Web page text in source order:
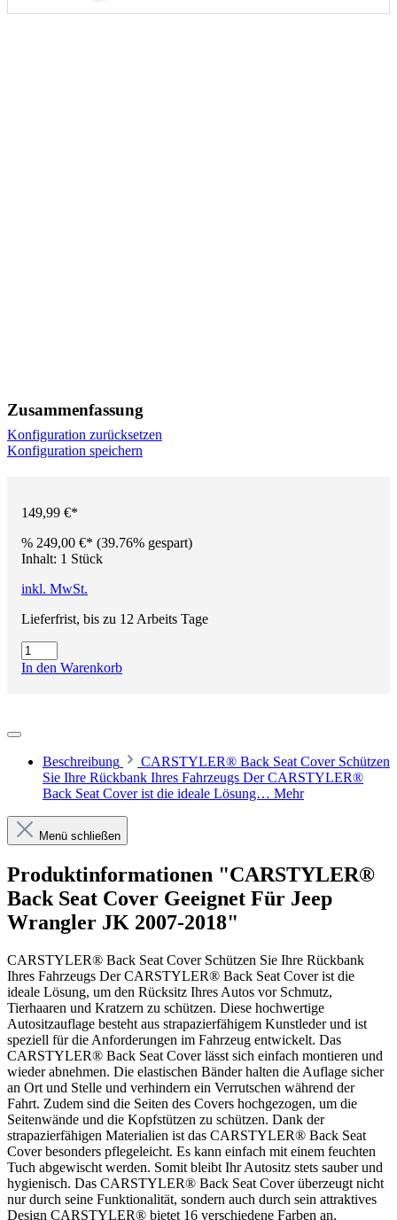
Zusammenfassung
Konfiguration zurücksetzen
Konfiguration speichern
149,99 €*
% 249,00 €* (39.76% gespart)
Inhalt: 1 Stück
inkl. MwSt.
Lieferfrist, bis zu 12 Arbeits Tage
In den Warenkorb
Beschreibung
CARSTYLER® Back Seat Cover Schützen
Sie Ihre Rückbank Ihres Fahrzeugs Der CARSTYLER®
Back Seat Cover ist die ideale Lösung… Mehr
Menü schließen
Produktinformationen "CARSTYLER®
Back Seat Cover Geeignet Für Jeep
Wrangler JK 2007-2018"
CARSTYLER® Back Seat Cover Schützen Sie Ihre Rückbank
Ihres Fahrzeugs Der CARSTYLER® Back Seat Cover ist die
ideale Lösung, um den Rücksitz Ihres Autos vor Schmutz,
Tierhaaren und Kratzern zu schützen. Diese hochwertige
Autositzauflage besteht aus strapazierfähigem Kunstleder und ist
speziell für die Anforderungen im Fahrzeug entwickelt. Das
CARSTYLER® Back Seat Cover lässt sich einfach montieren und
wieder abnehmen. Die elastischen Bänder halten die Auflage sicher
an Ort und Stelle und verhindern ein Verrutschen während der
Fahrt. Zudem sind die Seiten des Covers hochgezogen, um die
Seitenwände und die Kopfstützen zu schützen. Dank der
strapazierfähigen Materialien ist das CARSTYLER® Back Seat
Cover besonders pflegeleicht. Es kann einfach mit einem feuchten
Tuch abgewischt werden. Somit bleibt Ihr Autositz stets sauber und
hygienisch. Das CARSTYLER® Back Seat Cover überzeugt nicht
nur durch seine Funktionalität, sondern auch durch sein attraktives
Design CARSTYLER® bietet 16 verschiedene Farben an.